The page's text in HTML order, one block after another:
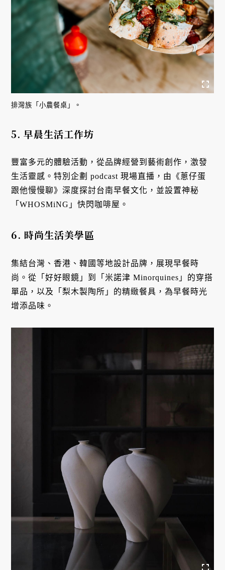
排灣族「小農餐桌」。
5. 早晨生活工作坊
豐富多元的體驗活動，從品牌經營到藝術創作，激發
生活靈感。特別企劃 podcast 現場直播，由《蔥仔蛋
跟他慢慢聊》深度探討台南早餐文化，並設置神秘
「WHOSMiNG」快閃咖啡屋。
6. 時尚生活美學區
集結台灣、香港、韓國等地設計品牌，展現早餐時
尚。從「好好眼鏡」到「米諾津 Minorquines」的穿搭
單品，以及「梨木製陶所」的精緻餐具，為早餐時光
增添品味。